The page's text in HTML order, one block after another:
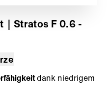
｜Stratos F 0.6 -
dank niedrigem